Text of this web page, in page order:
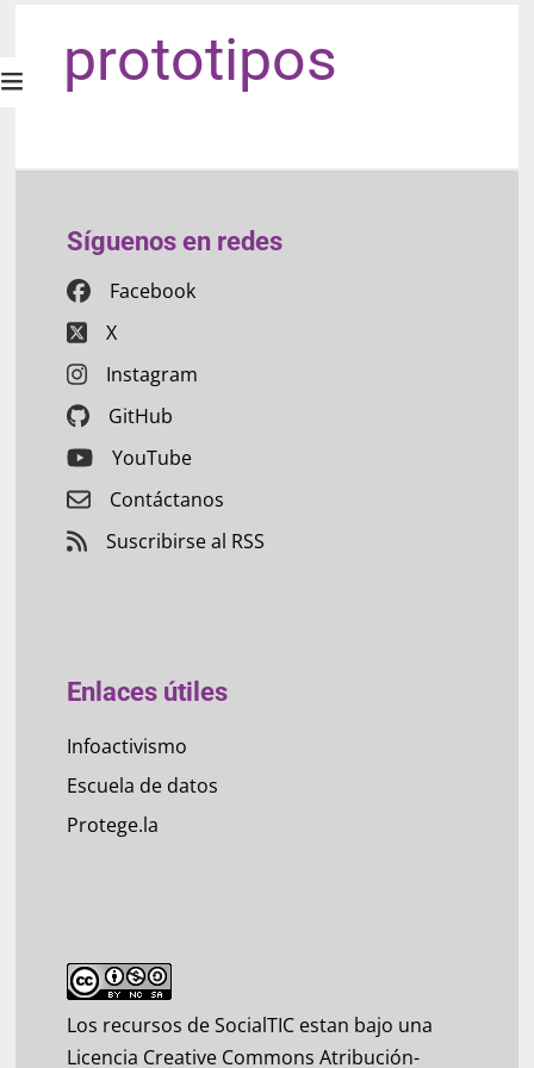
prototipos
Síguenos en redes
Facebook
X
Instagram
GitHub
YouTube
Contáctanos
Suscribirse al RSS
Enlaces útiles
Infoactivismo
Escuela de datos
Protege.la
Los recursos de SocialTIC estan bajo una
Licencia Creative Commons Atribución-